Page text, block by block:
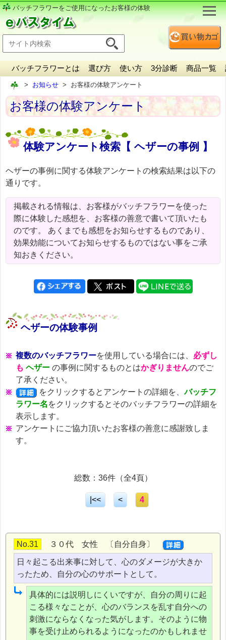
バッチフラワーをご使用になったお客様の体験
バッチフラワーとは 選び方 使い方 3分診断 商品一覧
お知らせ お客様の体験アンケート
お客様の体験アンケート
体験アンケート検索【 ヘザーの事例 】
ヘザーの事例に関する体験アンケートの検索結果は以下の
通りです。
掲載される情報は、お客様がバッチフラワーを使った
際に体験した感想を、お客様の善意で書いて頂いたも
のです。 あくまでも感想をお知らせするものであり、
効果効能についてお知らせするものではない事をご承
知おきください。
ヘザーの体験事例
複数のバッチフラワーを使用している場合には、 必ずし
も ヘザー の事例に関するものとはかぎりませんのでご
了承ください。
をクリックするとアンケートの詳細を、バッチフ
ラワー名 をクリックするとそのバッチフラワーの詳細を
表示します。
アンケートにご協力頂いたお客様の善意に感謝致しま
す。
総数：36件（全4頁）
|<< < 4
No.31 ３０代 女性 〔自分自身〕
日々起こる出来事に対して、心のダメージが大きか
ったため、自分の心のサポートとして。
具体的には説明しにくいですが、自分の周りに起
こる様々なことが、心のバランスを乱す自分への
刺激にならなくなった気がします。そのように物
事を受け止められるようになったのかもしれませ